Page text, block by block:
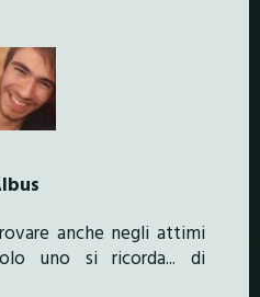
anche negli attimi
uno si ricorda... di